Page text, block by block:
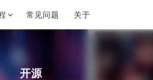
常见问题 关于
开源